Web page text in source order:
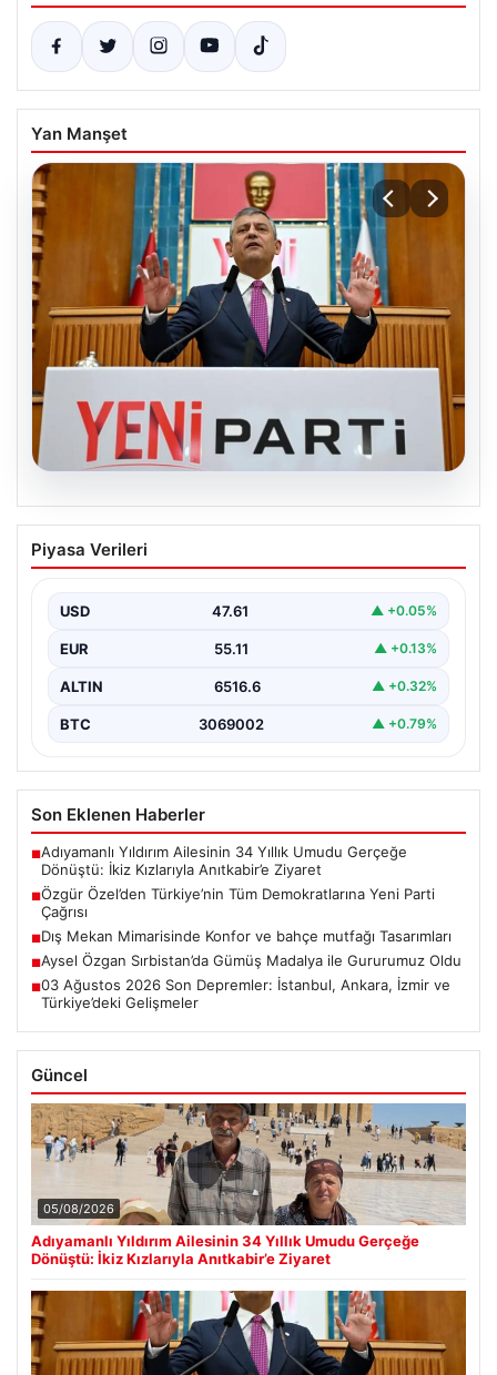
Yan Manşet
Özgür Özel’den Türkiye’nin Tüm
Demokratlarına Yeni Parti Çağrısı
Meclis'teki ilk grup toplantısında önemli mesajlar verdi.
Piyasa Verileri
USD 47.61 ▲ +0.05%
EUR 55.11 ▲ +0.13%
ALTIN 6516.6 ▲ +0.32%
BTC 3069002 ▲ +0.79%
Son Eklenen Haberler
■Adıyamanlı Yıldırım Ailesinin 34 Yıllık Umudu Gerçeğe
Dönüştü: İkiz Kızlarıyla Anıtkabir’e Ziyaret
■Özgür Özel’den Türkiye’nin Tüm Demokratlarına Yeni Parti
Çağrısı
■Dış Mekan Mimarisinde Konfor ve bahçe mutfağı Tasarımları
■Aysel Özgan Sırbistan’da Gümüş Madalya ile Gururumuz Oldu
■03 Ağustos 2026 Son Depremler: İstanbul, Ankara, İzmir ve
Türkiye’deki Gelişmeler
Güncel
05/08/2026
Adıyamanlı Yıldırım Ailesinin 34 Yıllık Umudu Gerçeğe
Dönüştü: İkiz Kızlarıyla Anıtkabir’e Ziyaret